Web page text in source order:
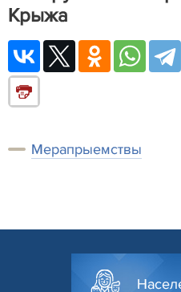
Крыжа
Мерапрыемствы